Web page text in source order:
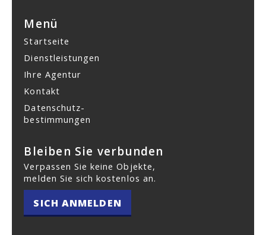
Menü
Startseite
Dienstleistungen
Ihre Agentur
Kontakt
Datenschutz­
bestimmungen
Bleiben Sie verbunden
Verpassen Sie keine Objekte,
melden Sie sich kostenlos an.
SICH ANMELDEN